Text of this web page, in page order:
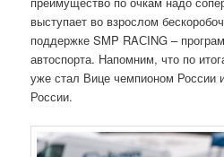
выступает во взрослом
поддержке SMP RAСING –
автоспорта. Напомним, что по
уже стал Вице чемпионом России
России.